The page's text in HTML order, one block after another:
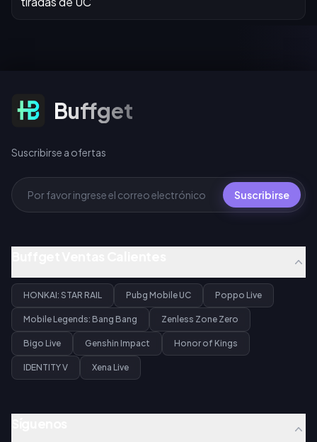
Suscribirse a ofertas
Buffget
Suscribirse a ofertas
Suscribirse
HONKAI: STAR RAIL Pubg Mobile UC Poppo Live
Mobile Legends: Bang Bang Zenless Zone Zero
Bigo Live Genshin Impact Honor of Kings
IDENTITY V Xena Live